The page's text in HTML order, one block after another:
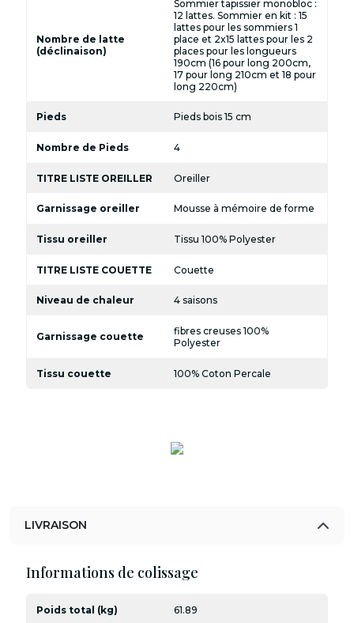
Nombre de latte
(déclinaison)
Sommier tapissier monobloc :
12 lattes. Sommier en kit : 15
lattes pour les sommiers 1
place et 2x15 lattes pour les 2
places pour les longueurs
190cm (16 pour long 200cm,
17 pour long 210cm et 18 pour
long 220cm)
Pieds Pieds bois 15 cm
Nombre de Pieds 4
TITRE LISTE OREILLER Oreiller
Garnissage oreiller Mousse à mémoire de forme
Tissu oreiller Tissu 100% Polyester
TITRE LISTE COUETTE Couette
Niveau de chaleur 4 saisons
Garnissage couette
fibres creuses 100%
Polyester
Tissu couette 100% Coton Percale
LIVRAISON
Informations de colissage
Poids total (kg) 61.89